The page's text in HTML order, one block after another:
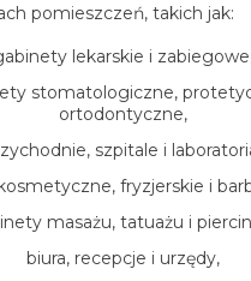
pomieszczeń, takich jak:
lekarskie i
stomatologiczne,
ortodontyczne,
szpitale i
fryzjerskie i
masażu, tatuażu i
biura, recepcje i urzędy,